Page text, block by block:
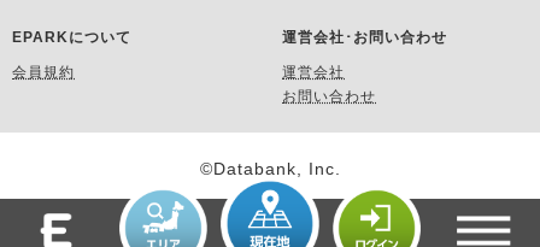
EPARKについて
会員規約
運営会社･お問い合わせ
運営会社
お問い合わせ
©Databank, Inc.